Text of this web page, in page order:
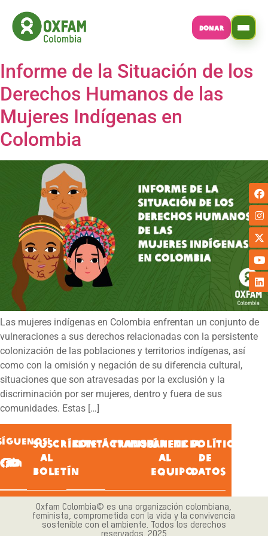
DONAR
Informe de la Situación de los
Derechos Humanos de las
Mujeres Indígenas en
Colombia
Las mujeres indígenas en Colombia enfrentan un conjunto de
vulneraciones a sus derechos relacionadas con la persistente
colonización de las poblaciones y territorios indígenas, así
como con la omisión y negación de su diferencia cultural,
situaciones que son atravesadas por la exclusión y la
discriminación por ser mujeres, dentro y fuera de sus
comunidades. Estas […]
SUSCRÍBETE
AL
BOLETÍN
CONTÁCTANOS
TRANSPARENCIA
ÚNETE
AL
EQUIPO
POLÍTICA
DE
DATOS
Oxfam Colombia© es una organización colombiana,
feminista, comprometida con la vida y la convivencia
sostenible con el ambiente. Todos los derechos
reservados. 2025